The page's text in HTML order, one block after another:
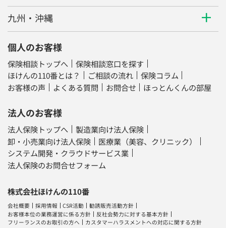
九州・沖縄
個人のお客様
保険相談トップへ
保険相談窓口を探す
ほけんの110番とは？
ご相談の流れ
保険コラム
お客様の声
よくある質問 お問合せ ほっとんくんの部屋
法人のお客様
法人保険トップへ
製造業向け法人保険
卸・小売業向け法人保険
医療業（美容、クリニック）
システム開発・クラウドサービス業
法人保険のお問合せフォーム
株式会社ほけんの110番
会社概要 採用情報 CSR活動
勧誘販売活動方針
お客様本位の業務運営に係る方針
反社会勢力に対する基本方針
フリーランスのお取引の方へ
カスタマーハラスメントへの対応に関する方針